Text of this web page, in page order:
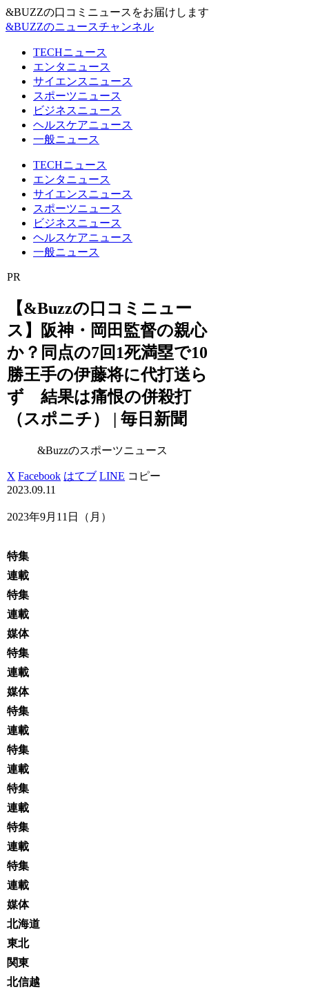
&BUZZの口コミニュースをお届けします
&BUZZのニュースチャンネル
TECHニュース
エンタニュース
サイエンスニュース
スポーツニュース
ビジネスニュース
ヘルスケアニュース
一般ニュース
TECHニュース
エンタニュース
サイエンスニュース
スポーツニュース
ビジネスニュース
ヘルスケアニュース
一般ニュース
PR
【&Buzzの口コミニュー
ス】阪神・岡田監督の親心
か？同点の7回1死満塁で10
勝王手の伊藤将に代打送ら
ず 結果は痛恨の併殺打
（スポニチ） | 毎日新聞
&Buzzのスポーツニュース
X Facebook はてブ LINE コピー
2023.09.11
2023年9月11日（月）
特集
連載
特集
連載
媒体
特集
連載
媒体
特集
連載
特集
連載
特集
連載
特集
連載
特集
連載
媒体
北海道
東北
関東
北信越